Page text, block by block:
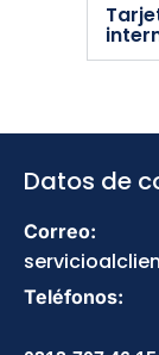
Datos de
Correo:
Teléfonos: